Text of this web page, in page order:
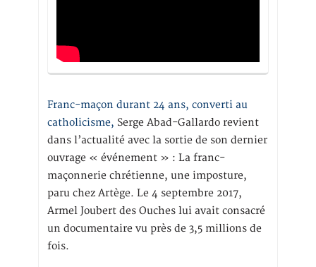
Franc-maçon durant 24 ans, converti au
catholicisme, Serge Abad-Gallardo revient
dans l’actualité avec la sortie de son dernier
ouvrage « événement » : La franc-
maçonnerie chrétienne, une imposture,
paru chez Artège. Le 4 septembre 2017,
Armel Joubert des Ouches lui avait consacré
un documentaire vu près de 3,5 millions de
fois.